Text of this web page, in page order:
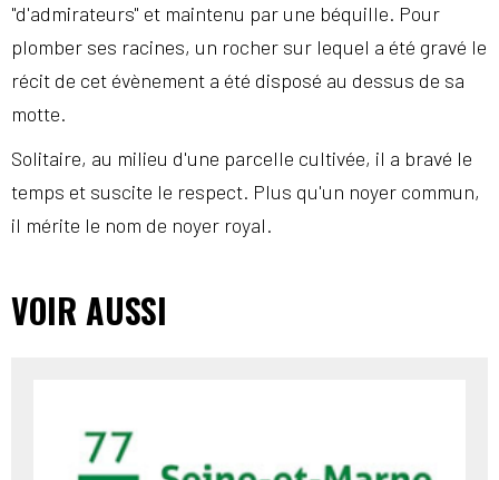
"d'admirateurs" et maintenu par une béquille. Pour
plomber ses racines, un rocher sur lequel a été gravé le
récit de cet évènement a été disposé au dessus de sa
motte.
Solitaire, au milieu d'une parcelle cultivée, il a bravé le
temps et suscite le respect. Plus qu'un noyer commun,
il mérite le nom de noyer royal.
VOIR AUSSI